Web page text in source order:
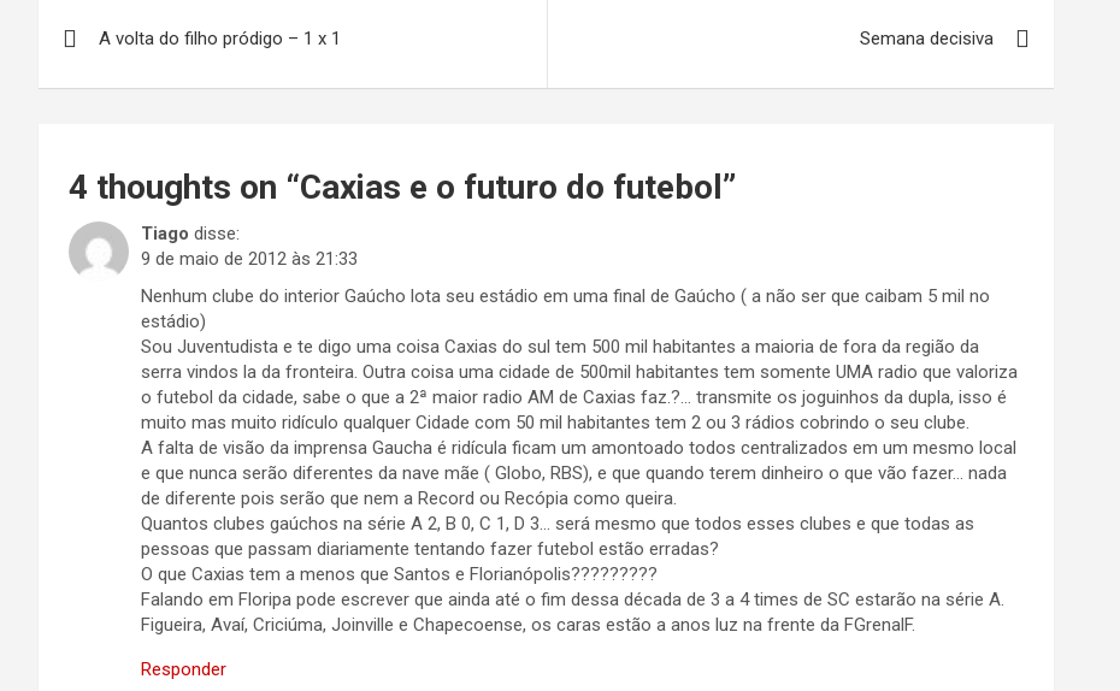
de
A volta do filho pródigo – 1 x 1 Semana decisiva
4 thoughts on “Caxias e o futuro do futebol”
Tiago disse:
9 de maio de 2012 às 21:33
Nenhum clube do interior Gaúcho lota seu estádio em uma final de Gaúcho ( a não ser que caibam 5 mil no
estádio)
Sou Juventudista e te digo uma coisa Caxias do sul tem 500 mil habitantes a maioria de fora da região da
serra vindos la da fronteira. Outra coisa uma cidade de 500mil habitantes tem somente UMA radio que valoriza
o futebol da cidade, sabe o que a 2ª maior radio AM de Caxias faz.?… transmite os joguinhos da dupla, isso é
muito mas muito ridículo qualquer Cidade com 50 mil habitantes tem 2 ou 3 rádios cobrindo o seu clube.
A falta de visão da imprensa Gaucha é ridícula ficam um amontoado todos centralizados em um mesmo local
e que nunca serão diferentes da nave mãe ( Globo, RBS), e que quando terem dinheiro o que vão fazer… nada
de diferente pois serão que nem a Record ou Recópia como queira.
Quantos clubes gaúchos na série A 2, B 0, C 1, D 3… será mesmo que todos esses clubes e que todas as
pessoas que passam diariamente tentando fazer futebol estão erradas?
O que Caxias tem a menos que Santos e Florianópolis?????????
Falando em Floripa pode escrever que ainda até o fim dessa década de 3 a 4 times de SC estarão na série A.
Figueira, Avaí, Criciúma, Joinville e Chapecoense, os caras estão a anos luz na frente da FGrenalF.
Responder